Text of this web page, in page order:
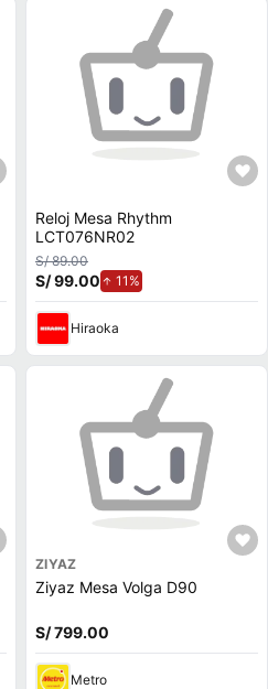
Reloj Mesa Rhythm
LCT076NR02
S/ 89.00
S/ 99.00 11%
Hiraoka
ZIYAZ
Ziyaz Mesa Volga D90
S/ 799.00
Metro